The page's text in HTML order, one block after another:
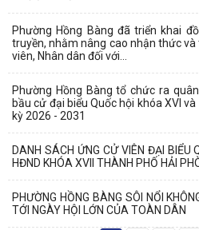
Phường Hồng Bàng đã triển khai
truyền, nhằm nâng cao nhận thức
viên, Nhân dân đối với...
Phường Hồng Bàng tổ chức ra
bầu cử đại biểu Quốc hội khóa XVI
kỳ 2026 - 2031
DANH SÁCH ỨNG CỬ VIÊN ĐẠI BIỂU
HĐND KHÓA XVII THÀNH PHỐ HẢI
PHƯỜNG HỒNG BÀNG SÔI NỔI
TỚI NGÀY HỘI LỚN CỦA TOÀN DÂN